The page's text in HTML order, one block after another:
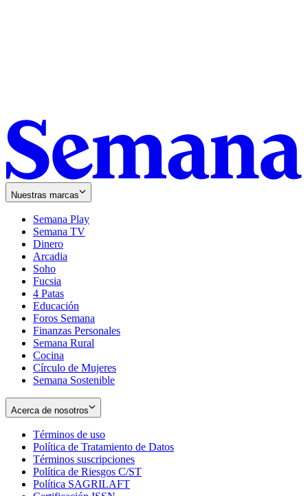
Nuestras marcas
Semana Play
Semana TV
Dinero
Arcadia
Soho
in
new
window
Fucsia
in
new
window
4 Patas
Educación
Foros Semana
Finanzas Personales
Semana Rural
Cocina
Círculo de Mujeres
Semana Sostenible
Acerca de nosotros
Términos de uso
in
new
window
Política de Tratamiento de Datos
Términos suscripciones
in
Política de Riesgos C/ST
Política SAGRILAFT